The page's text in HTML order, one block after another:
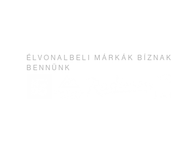
ÉLVONALBELI MÁRKÁK BÍZNAK
BENNÜNK